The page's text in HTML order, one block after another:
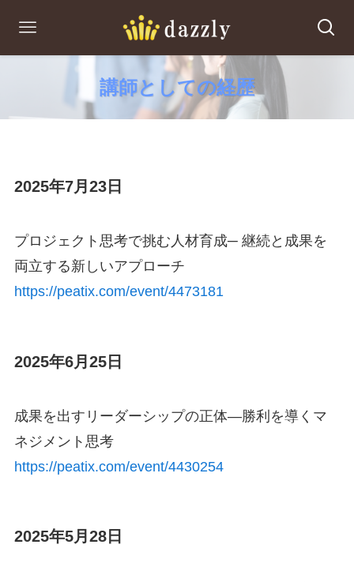
講師としての経歴
2025年7月23日
プロジェクト思考で挑む人材育成─ 継続と成果を
両立する新しいアプローチ
https://peatix.com/event/4473181
2025年6月25日
成果を出すリーダーシップの正体―勝利を導くマ
ネジメント思考
https://peatix.com/event/4430254
2025年5月28日